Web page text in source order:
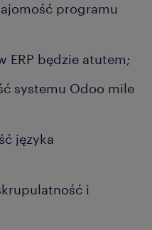
programu
ERP będzie atutem;
systemu Odoo mile
języka
i